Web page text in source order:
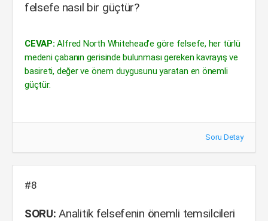
felsefe nasıl bir güçtür?
CEVAP: Alfred North Whitehead’e göre felsefe, her türlü
medeni çabanın gerisinde bulunması gereken kavrayış ve
basireti, değer ve önem duygusunu yaratan en önemli
güçtür.
Soru Detay
#8
SORU: Analitik felsefenin önemli temsilcileri